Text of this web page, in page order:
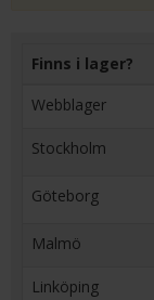
Finns i lager?
Webblager
Stockholm
Göteborg
Malmö
Linköping